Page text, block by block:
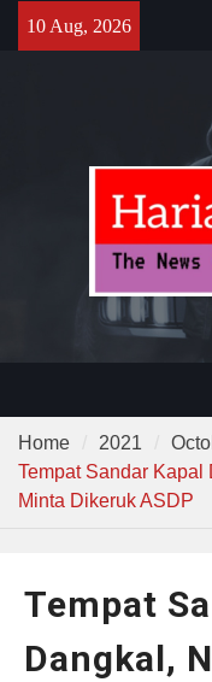
10 Aug, 2026
Home 2021
Tempat Sandar
Minta Dikeruk ASDP
Tempat
Dangkal,